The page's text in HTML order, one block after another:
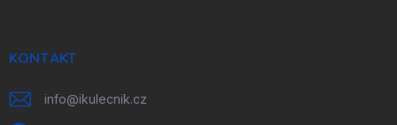
KONTAKT
info@ikulecnik.cz